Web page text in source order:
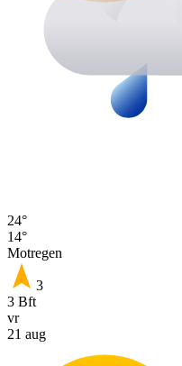
24°
14°
Motregen
3
3 Bft
vr
21 aug